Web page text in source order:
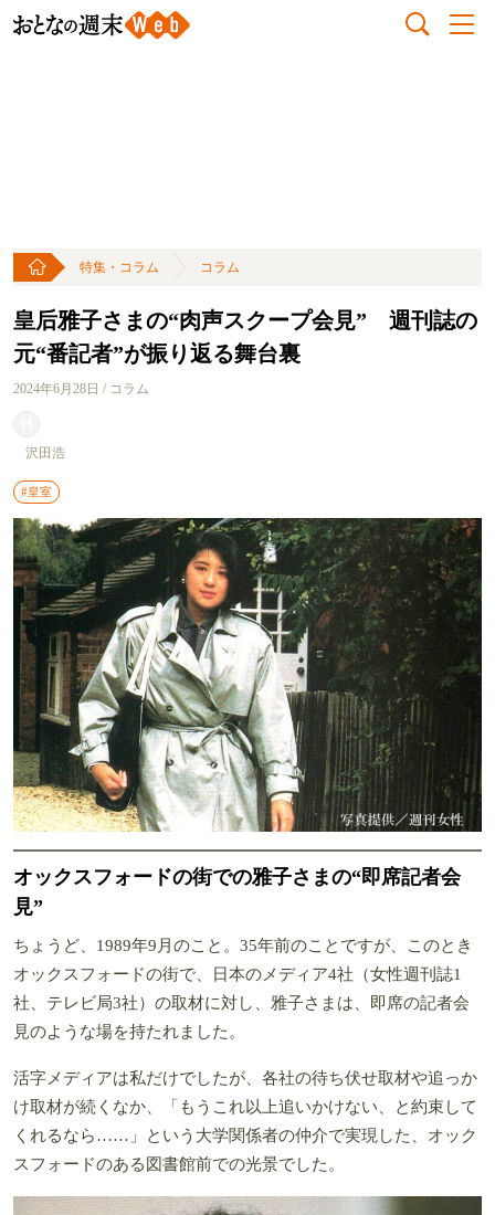
特集・コラム コラム
皇后雅子さまの“肉声スクープ会見” 週刊誌の
元“番記者”が振り返る舞台裏
2024年6月28日 / コラム
沢田浩
#皇室
オックスフォードの街での雅子さまの“即席記者会
見”
ちょうど、1989年9月のこと。35年前のことですが、このとき
オックスフォードの街で、日本のメディア4社（女性週刊誌1
社、テレビ局3社）の取材に対し、雅子さまは、即席の記者会
見のような場を持たれました。
活字メディアは私だけでしたが、各社の待ち伏せ取材や追っか
け取材が続くなか、「もうこれ以上追いかけない、と約束して
くれるなら……」という大学関係者の仲介で実現した、オック
スフォードのある図書館前での光景でした。